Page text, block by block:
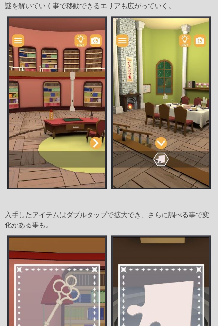
謎を解いていく事で移動できるエリアも広がっていく。
入手したアイテムはダブルタップで拡大でき、さらに調べる事で変
化がある事も。